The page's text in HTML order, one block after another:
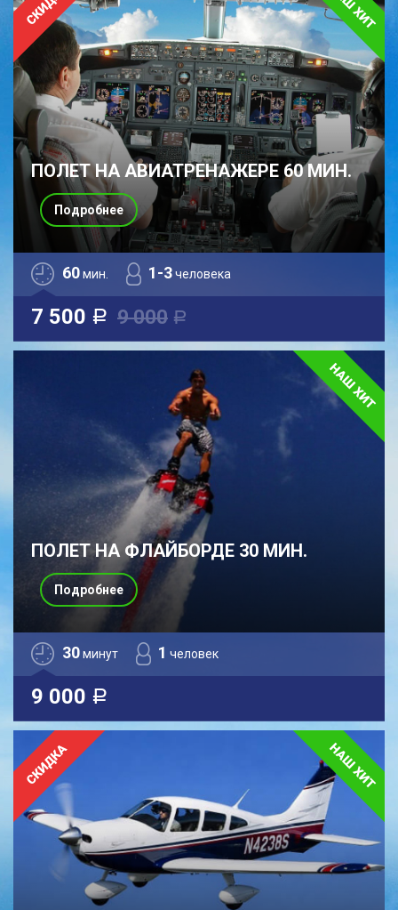
ПОЛЕТ НА АВИАТРЕНАЖЕРЕ 60 МИН.
60мин. 1-3человека
7 500 a 9 000 a
Подробнее
ПОЛЕТ НА ФЛАЙБОРДЕ 30 МИН.
30минут 1 человек
9 000 a
Подробнее